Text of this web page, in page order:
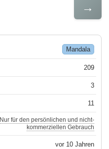
→
Mandala
209
3
11
Nur für den persönlichen und nicht-
kommerziellen Gebrauch
vor 10 Jahren